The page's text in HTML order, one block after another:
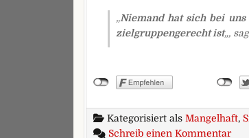
„Niemand hat sich bei
zielgruppengerecht ist„,
Kategorisiert als Mangelhaft,
Schreib einen Kommentarzu